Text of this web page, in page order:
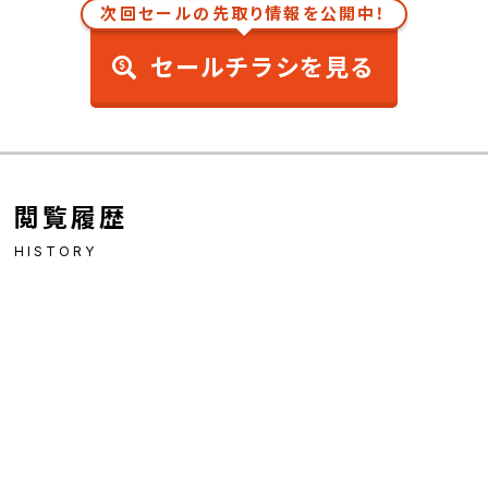
次回セールの先取り情報を公開中！
セールチラシを見る
閲覧履歴
HISTORY